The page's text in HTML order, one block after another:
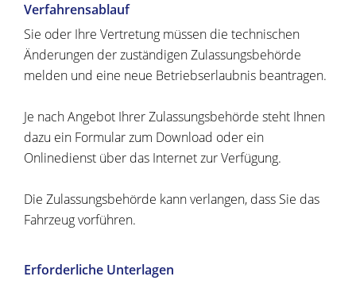
Verfahrensablauf
Sie oder Ihre Vertretung müssen die technischen
Änderungen der zuständigen Zulassungsbehörde
melden und eine neue Betriebserlaubnis beantragen.
Je nach Angebot Ihrer Zulassungsbehörde steht Ihnen
dazu ein Formular zum Download oder ein
Onlinedienst über das Internet zur Verfügung.
Die Zulassungsbehörde kann verlangen, dass Sie das
Fahrzeug vorführen.
Erforderliche Unterlagen